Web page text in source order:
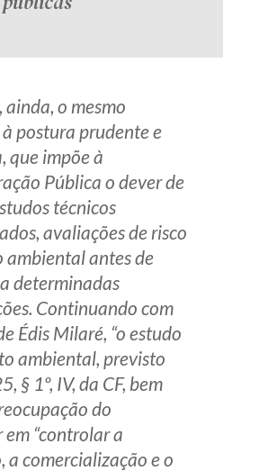
ainda, o mesmo
postura prudente e
que impõe à
Pública o dever de
técnicos
avaliações de risco
ambiental antes de
determinadas
Continuando com
Édis Milaré, “o estudo
ambiental, previsto
§ 1º, IV, da CF, bem
do
em “controlar a
a comercialização e o